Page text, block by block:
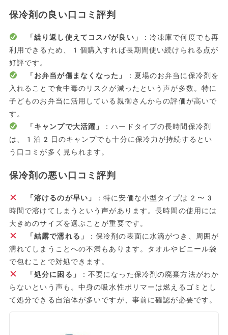
保冷剤の良い口コミ評判
「繰り返し使えてコスパが良い」
：冷凍庫で何度でも再
利用できるため、1個購入すれば長期間使い続けられる点が
好評です。
「お弁当が傷まなくなった」
：夏場のお弁当に保冷剤を
入れることで食中毒のリスクが減ったという声が多数。特に
子どものお弁当に活用している親御さんからの評価が高いで
す。
「キャンプで大活躍」
：ハードタイプの長時間保冷剤
は、1泊2日のキャンプでも十分に保冷力が持続するとい
う口コミが多く見られます。
保冷剤の悪い口コミ評判
「溶けるのが早い」
：特に安価な小型タイプは2〜3
時間で溶けてしまうという声があります。長時間の使用には
大きめのサイズを選ぶことが重要です。
「結露で濡れる」
：保冷剤の表面に水滴がつき、周囲が
濡れてしまうことへの不満もあります。タオルやビニール袋
で包むことで対処できます。
「処分に困る」
：不要になった保冷剤の廃棄方法がわか
らないという声も。中身の吸水性ポリマーは燃えるゴミとし
て処分できる自治体が多いですが、事前に確認が必要です。